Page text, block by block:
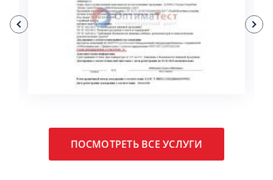
ПОДРОБНЕЕ
ПОСМОТРЕТЬ ВСЕ УСЛУГИ